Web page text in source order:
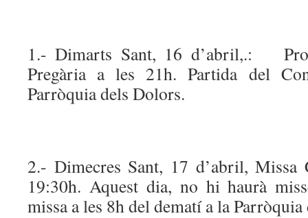
1.- Dimarts Sant, 16 d’abril,.:
Pregària a les 21h. Partida del
Parròquia dels Dolors.
2.- Dimecres Sant, 17 d’abril,
19:30h. Aquest dia, no hi haurà
missa a les 8h del dematí a la